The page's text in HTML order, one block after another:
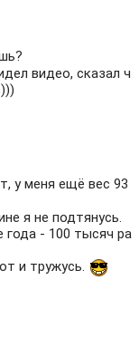
видео, сказал ч
у меня ещё вес 93
я не подтянусь.
года - 100 тысяч ра
и тружусь.